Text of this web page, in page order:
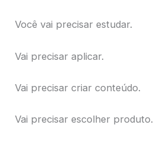
Você vai precisar estudar.
Vai precisar aplicar.
Vai precisar criar conteúdo.
Vai precisar escolher produto.